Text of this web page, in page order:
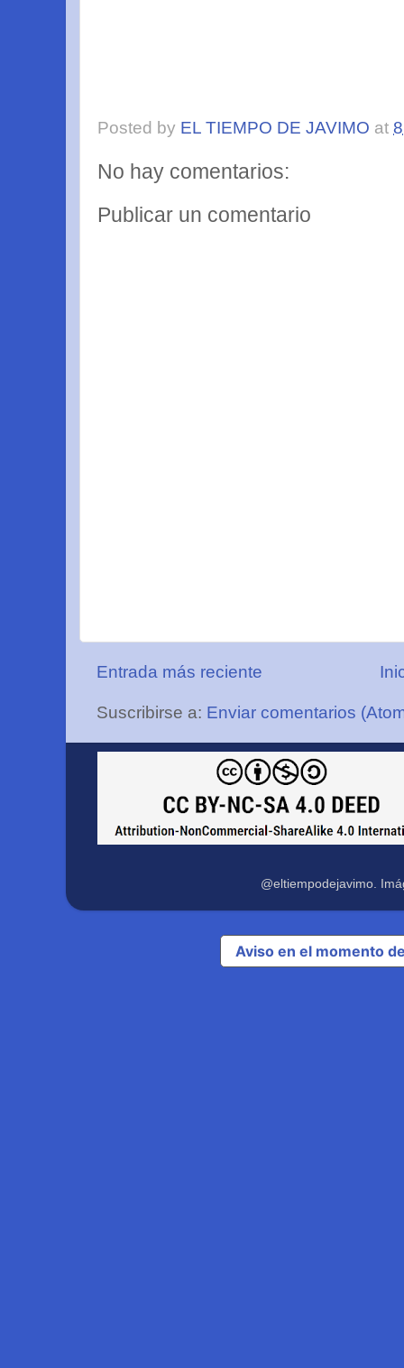
Posted by EL TIEMPO DE JAVIMO at
No hay comentarios:
Publicar un comentario
Entrada más reciente
Suscribirse a: Enviar comentarios
@eltiempodejavimo.
Aviso en el momento